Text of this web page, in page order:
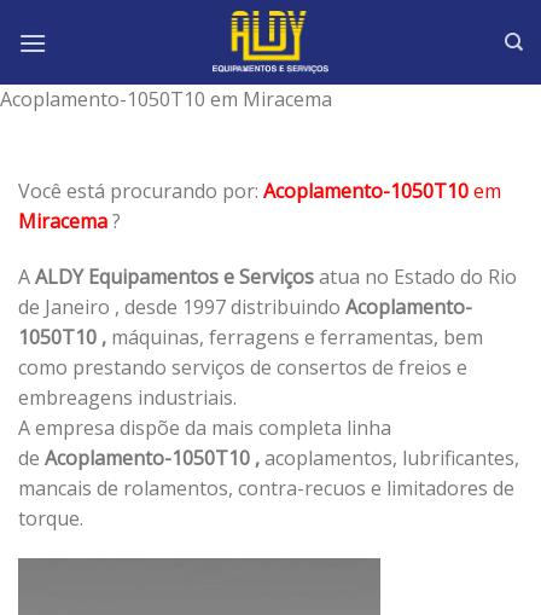
Acoplamento-1050T10 em Miracema
Você está procurando por: Acoplamento-1050T10em
Miracema?
AALDY Equipamentos e Serviçosatua no Estado do Rio
de Janeiro , desde 1997 distribuindo Acoplamento-
1050T10 , máquinas, ferragens e ferramentas, bem
como prestando serviços de consertos de freios e
embreagens industriais.
A empresa dispõe da mais completa linha
de Acoplamento-1050T10 ,acoplamentos, lubrificantes,
mancais de rolamentos, contra-recuos e limitadores de
torque.